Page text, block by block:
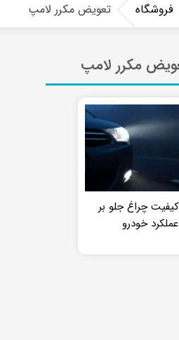
فروشگاه تعویض مکرر لامپ
مکرر لامپ
کیفیت چراغ جلو بر
عملکرد خودرو